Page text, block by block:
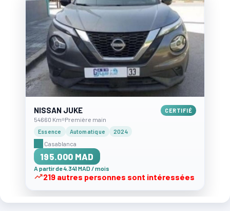
NISSAN JUKE CERTIFIÉ
54660 Km Première main
Essence Automatique 2024
Casablanca
195.000 MAD
A partir de 4.341 MAD / mois
219 autres personnes sont intéressées